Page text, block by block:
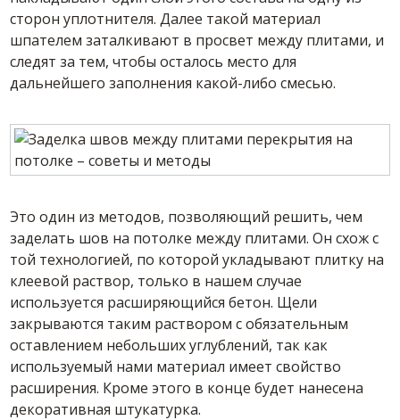
сторон уплотнителя. Далее такой материал
шпателем заталкивают в просвет между плитами, и
следят за тем, чтобы осталось место для
дальнейшего заполнения какой-либо смесью.
Это один из методов, позволяющий решить, чем
заделать шов на потолке между плитами. Он схож с
той технологией, по которой укладывают плитку на
клеевой раствор, только в нашем случае
используется расширяющийся бетон. Щели
закрываются таким раствором с обязательным
оставлением небольших углублений, так как
используемый нами материал имеет свойство
расширения. Кроме этого в конце будет нанесена
декоративная штукатурка.